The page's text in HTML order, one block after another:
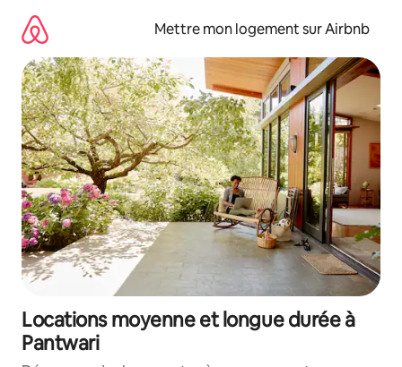
directement
contenu
Mettre mon logement sur Airbnb
Locations moyenne et longue durée à
Pantwari